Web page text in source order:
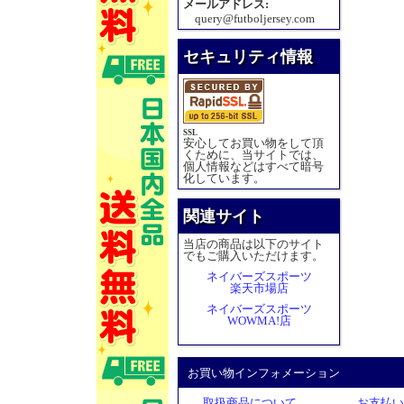
メールアドレス:
query@futboljersey.com
セキュリティ情報
SSL
安心してお買い物をして頂
くために、当サイトでは、
個人情報などはすべて暗号
化しています。
関連サイト
当店の商品は以下のサイト
でもご購入いただけます。
ネイバーズスポーツ
楽天市場店
ネイバーズスポーツ
WOWMA!店
お買い物インフォメーション